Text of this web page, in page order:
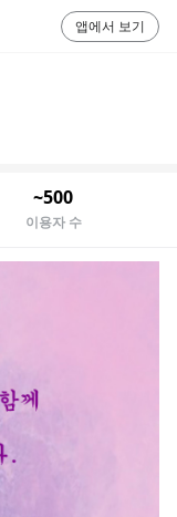
~500
이용자 수
앱에서 보기